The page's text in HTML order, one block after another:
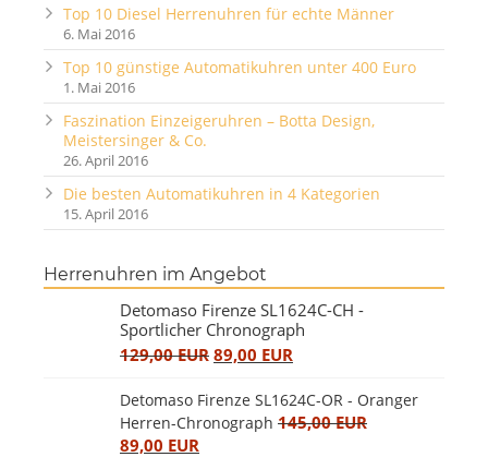
Top 10 Diesel Herrenuhren für echte Männer
6. Mai 2016
Top 10 günstige Automatikuhren unter 400 Euro
1. Mai 2016
Faszination Einzeigeruhren – Botta Design,
Meistersinger & Co.
26. April 2016
Die besten Automatikuhren in 4 Kategorien
15. April 2016
Herrenuhren im Angebot
Detomaso Firenze SL1624C-CH -
Sportlicher Chronograph
129,00 EUR 89,00 EUR
Detomaso Firenze SL1624C-OR - Oranger
Herren-Chronograph 145,00 EUR
89,00 EUR